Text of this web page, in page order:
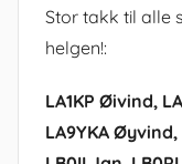
Stor takk til alle
helgen!:
LA1KP Øivind,
LA9YKA